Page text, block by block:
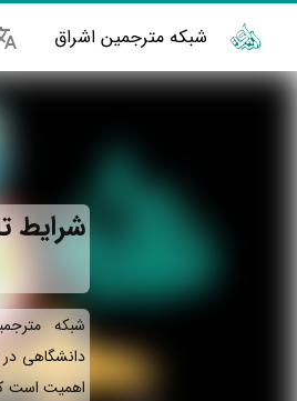
شبکه مترجمین اشراق
شرایط
شبکه
دانشگاهی
اهمیت است